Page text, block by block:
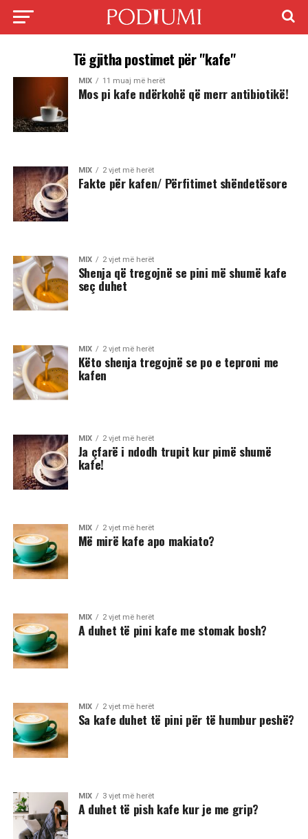
Të gjitha postimet për "kafe"
MIX 11 muaj më herët
Mos pi kafe ndërkohë që merr antibiotikë!
MIX 2 vjet më herët
Fakte për kafen/ Përfitimet shëndetësore
MIX 2 vjet më herët
Shenja që tregojnë se pini më shumë kafe
seç duhet
MIX 2 vjet më herët
Këto shenja tregojnë se po e teproni me
kafen
MIX 2 vjet më herët
Ja çfarë i ndodh trupit kur pimë shumë
kafe!
MIX 2 vjet më herët
Më mirë kafe apo makiato?
MIX 2 vjet më herët
A duhet të pini kafe me stomak bosh?
MIX 2 vjet më herët
Sa kafe duhet të pini për të humbur peshë?
MIX 3 vjet më herët
A duhet të pish kafe kur je me grip?